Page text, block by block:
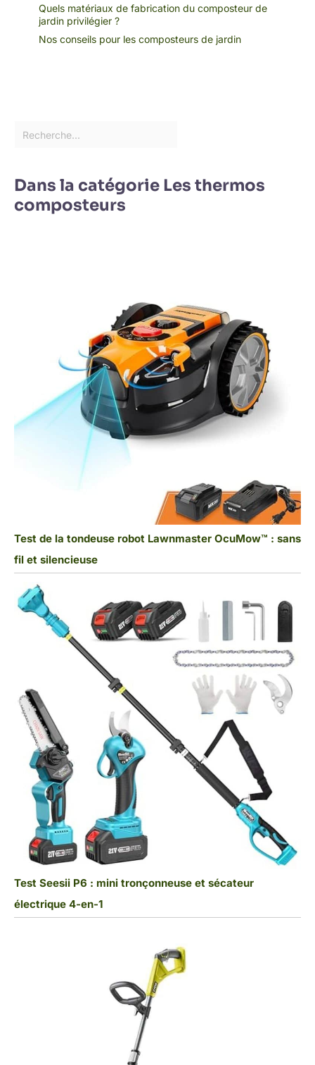
Quels matériaux de fabrication du composteur de
jardin privilégier ?
Nos conseils pour les composteurs de jardin
Dans la catégorie Les thermos
composteurs
Test de la tondeuse robot Lawnmaster OcuMow™ : sans
fil et silencieuse
Test Seesii P6 : mini tronçonneuse et sécateur
électrique 4-en-1